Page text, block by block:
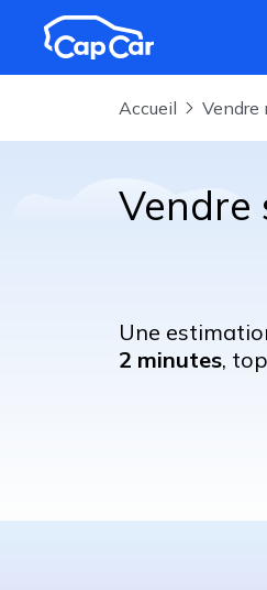
Aller au contenu principal
Accueil
Vendre
Une
2 minutes,